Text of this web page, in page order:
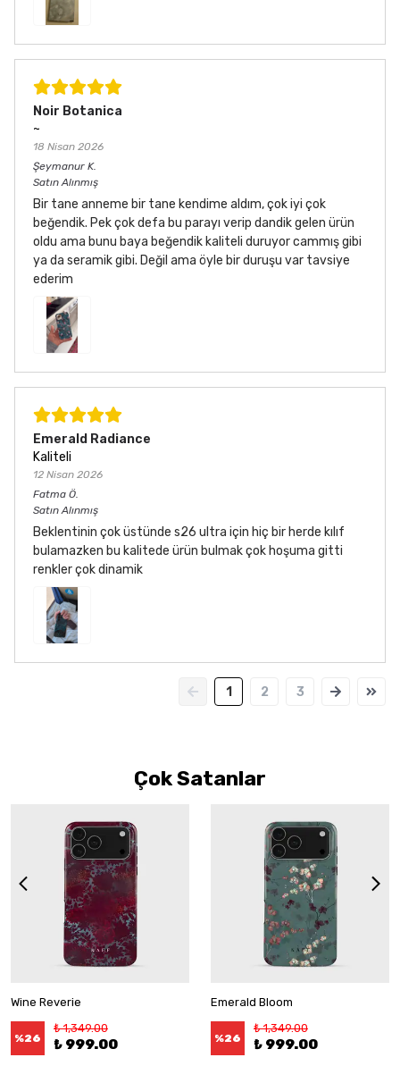
Noir Botanica
~
18 Nisan 2026
Şeymanur K.
Satın Alınmış
Bir tane anneme bir tane kendime aldım, çok iyi çok
beğendik. Pek çok defa bu parayı verip dandik gelen ürün
oldu ama bunu baya beğendik kaliteli duruyor cammış gibi
ya da seramik gibi. Değil ama öyle bir duruşu var tavsiye
ederim
Emerald Radiance
Kaliteli
12 Nisan 2026
Fatma Ö.
Satın Alınmış
Beklentinin çok üstünde s26 ultra için hiç bir herde kılıf
bulamazken bu kalitede ürün bulmak çok hoşuma gitti
renkler çok dinamik
1 2 3
Çok Satanlar
Wine Reverie
%26
₺ 1,349.00
₺ 999.00
Emerald Bloom
%26
₺ 1,349.00
₺ 999.00